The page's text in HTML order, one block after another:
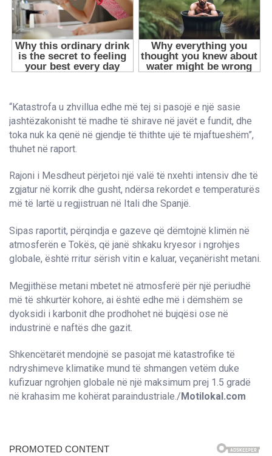
“Katastrofa u zhvillua edhe më tej si pasojë e një sasie
jashtëzakonisht të madhe të shirave në javët e fundit, dhe
toka nuk ka qenë në gjendje të thithte ujë të mjaftueshëm”,
thuhet në raport.
Rajoni i Mesdheut përjetoi një valë të nxehti intensiv dhe të
zgjatur në korrik dhe gusht, ndërsa rekordet e temperaturës
më të lartë u regjistruan në Itali dhe Spanjë.
Sipas raportit, përqindja e gazeve që dëmtojnë klimën në
atmosferën e Tokës, që janë shkaku kryesor i ngrohjes
globale, është rritur sërish vitin e kaluar, veçanërisht metani.
Megjithëse metani mbetet në atmosferë për një periudhë
më të shkurtër kohore, ai është edhe më i dëmshëm se
dyoksidi i karbonit dhe prodhohet në bujqësi ose në
industrinë e naftës dhe gazit.
Shkencëtarët mendojnë se pasojat më katastrofike të
ndryshimeve klimatike mund të shmangen vetëm duke
kufizuar ngrohjen globale në një maksimum prej 1.5 gradë
në krahasim me kohërat paraindustriale./ Motilokal.com